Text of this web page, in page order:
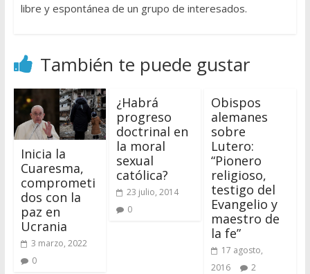
libre y espontánea de un grupo de interesados.
También te puede gustar
Inicia la
Cuaresma,
comprometi
dos con la
paz en
Ucrania
3 marzo, 2022
0
¿Habrá
progreso
doctrinal en
la moral
sexual
católica?
23 julio, 2014
0
Obispos
alemanes
sobre
Lutero:
“Pionero
religioso,
testigo del
Evangelio y
maestro de
la fe”
17 agosto,
2016
2